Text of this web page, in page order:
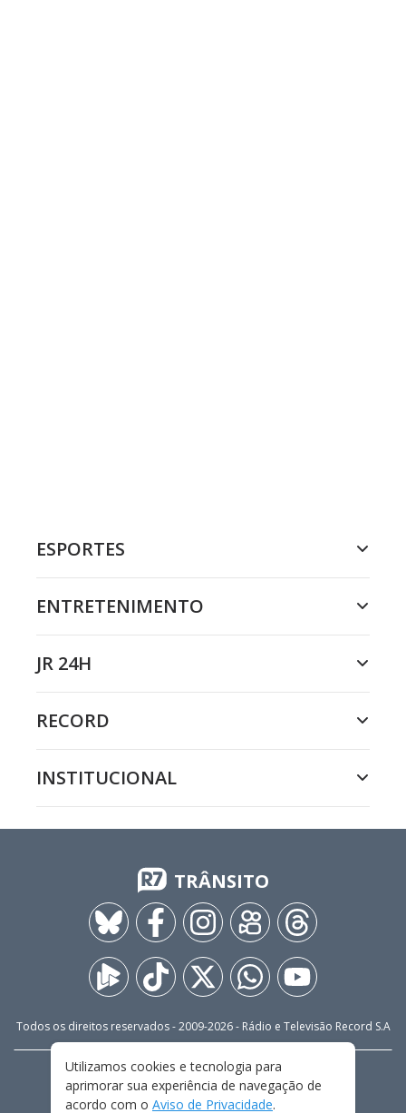
ESPORTES
ENTRETENIMENTO
JR 24H
RECORD
INSTITUCIONAL
TRÂNSITO
Todos os direitos reservados - 2009-2026- Rádio e Televisão Record S.A
FALE CONOSCO
PRIVACIDADE
TERMOS E CONDIÇÕES DE USO
Utilizamos cookies e tecnologia para
aprimorar sua experiência de navegação de
acordo com o Aviso de Privacidade.